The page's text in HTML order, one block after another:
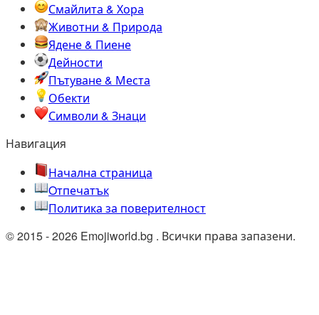
Смайлита & Хора
Животни & Природа
Ядене & Пиене
Дейности
Пътуване & Места
Обекти
Символи & Знаци
Навигация
Начална страница
Oтпечатък
Политика за поверителност
© 2015 - 2026 Emojiworld.bg . Всички права запазени.